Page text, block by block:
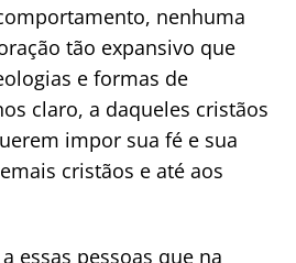
nenhuma
tão expansivo que
e formas de
claro, a daqueles cristãos
impor sua fé e sua
cristãos e até aos
essas pessoas que na